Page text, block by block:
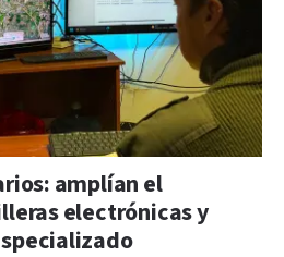
amplían el
electrónicas y